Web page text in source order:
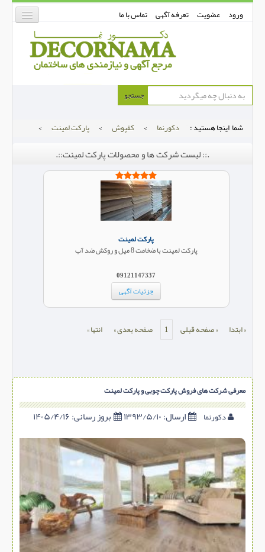
ورود عضویت تعرفه آگهی تماس با ما
دکورنما
دیوارپوش
دکوراسیون داخلی
درب و پنجره
مصالح ساختمانی
سرویس بهداشتی
برقی,روشنایی,ایمنی
تاسیسات ساختمان
ابزار آلات ساختمانی
تعمیر و نگهداری ساختمان
محوطه سازی و نما
ماشین آلات ساختمانی
ژئوتکنیک
متفرقه
جستجو
شما اینجا هستید : دکورنما > کفپوش > پارکت لمینت >
.:: لیست شرکت ها و محصولات پارکت لمینت::.
پارکت لمینت
پارکت لمینت با ضخامت 8 میل و روکش ضد آب
09121147337
جزئیات آگهی
« ابتدا « صفحه قبلی 1 صفحه بعدی » انتها »
معرفی شرکت های فروش پارکت چوبی و پارکت لمینت
دکورنما ارسال:۱۳۹۳/۵/۱۰ بروز رسانی: